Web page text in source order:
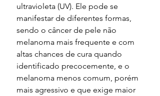
ultravioleta (UV). Ele pode se
manifestar de diferentes formas,
sendo o câncer de pele não
melanoma mais frequente e com
altas chances de cura quando
identificado precocemente, e o
melanoma menos comum, porém
mais agressivo e que exige maior